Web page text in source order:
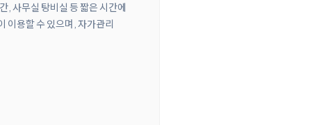
사무실 탕비실 등 짧은 시간에
이용할 수 있으며, 자가관리